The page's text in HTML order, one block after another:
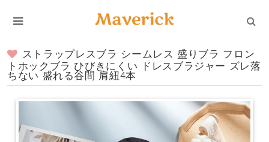
ストラップレスブラ シームレス 盛りブラ フロン
トホックブラ ひびきにくい ドレスブラジャー ズレ落
ちない 盛れる谷間 肩紐4本